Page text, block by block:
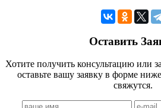
Оставить
Хотите получить консультацию или
оставьте вашу заявку в форме
свяжутся.